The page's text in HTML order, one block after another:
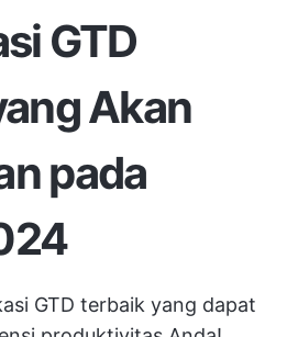
GTD
Akan
pada
GTD terbaik yang dapat